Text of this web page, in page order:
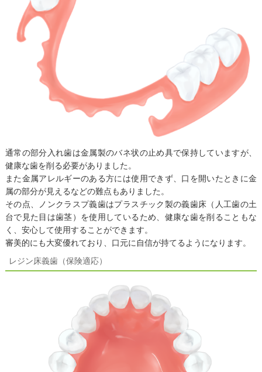
通常の部分入れ歯は金属製のバネ状の止め具で保持していますが、
健康な歯を削る必要がありました。
また金属アレルギーのある方には使用できず、口を開いたときに金
属の部分が見えるなどの難点もありました。
その点、ノンクラスプ義歯はプラスチック製の義歯床（人工歯の土
台で見た目は歯茎）を使用しているため、健康な歯を削ることもな
く、安心して使用することができます。
審美的にも大変優れており、口元に自信が持てるようになります。
レジン床義歯（保険適応）